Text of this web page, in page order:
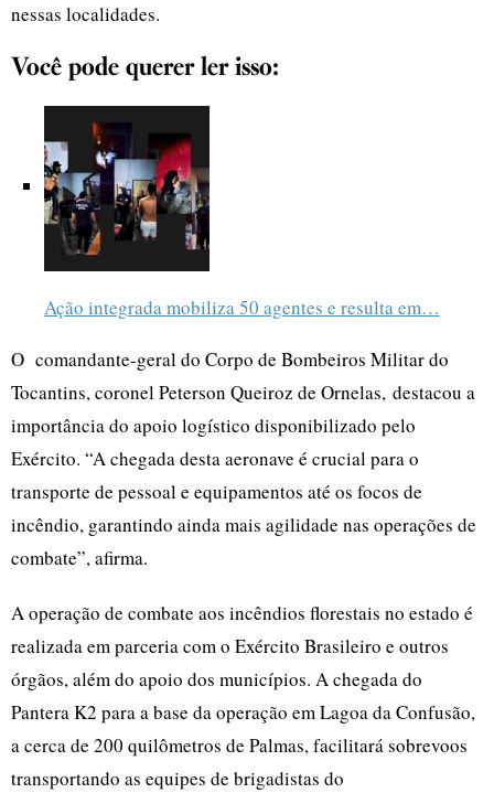
nessas localidades.
Você pode querer ler isso:
Ação integrada mobiliza 50 agentes e resulta em…
O comandante-geral do Corpo de Bombeiros Militar do
Tocantins, coronel Peterson Queiroz de Ornelas, destacou a
importância do apoio logístico disponibilizado pelo
Exército. “A chegada desta aeronave é crucial para o
transporte de pessoal e equipamentos até os focos de
incêndio, garantindo ainda mais agilidade nas operações de
combate”, afirma.
A operação de combate aos incêndios florestais no estado é
realizada em parceria com o Exército Brasileiro e outros
órgãos, além do apoio dos municípios. A chegada do
Pantera K2 para a base da operação em Lagoa da Confusão,
a cerca de 200 quilômetros de Palmas, facilitará sobrevoos
transportando as equipes de brigadistas do